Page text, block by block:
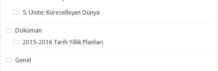
5. Ünite: Küreselleşen Dünya
Doküman
2015-2016 Tarih Yıllık Planları
Genel